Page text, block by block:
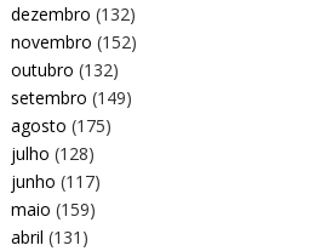
dezembro (132)
novembro (152)
outubro (132)
setembro (149)
agosto (175)
julho (128)
junho (117)
maio (159)
abril (131)